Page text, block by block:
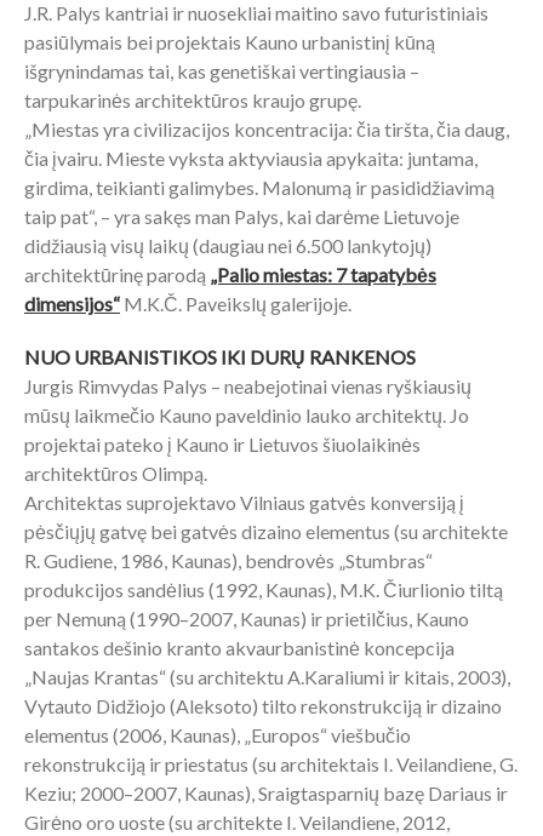
J.R. Palys kantriai ir nuosekliai maitino savo futuristiniais
pasiūlymais bei projektais Kauno urbanistinį kūną
išgrynindamas tai, kas genetiškai vertingiausia –
tarpukarinės architektūros kraujo grupę.
„Miestas yra civilizacijos koncentracija: čia tiršta, čia daug,
čia įvairu. Mieste vyksta aktyviausia apykaita: juntama,
girdima, teikianti galimybes. Malonumą ir pasididžiavimą
taip pat“, – yra sakęs man Palys, kai darėme Lietuvoje
didžiausią visų laikų (daugiau nei 6.500 lankytojų)
architektūrinę parodą „Palio miestas: 7 tapatybės
dimensijos“ M.K.Č. Paveikslų galerijoje.
NUO URBANISTIKOS IKI DURŲ RANKENOS
Jurgis Rimvydas Palys – neabejotinai vienas ryškiausių
mūsų laikmečio Kauno paveldinio lauko architektų. Jo
projektai pateko į Kauno ir Lietuvos šiuolaikinės
architektūros Olimpą.
Architektas suprojektavo Vilniaus gatvės konversiją į
pėsčiųjų gatvę bei gatvės dizaino elementus (su architekte
R. Gudiene, 1986, Kaunas), bendrovės „Stumbras“
produkcijos sandėlius (1992, Kaunas), M.K. Čiurlionio tiltą
per Nemuną (1990–2007, Kaunas) ir prietilčius, Kauno
santakos dešinio kranto akvaurbanistinė koncepcija
„Naujas Krantas“ (su architektu A.Karaliumi ir kitais, 2003),
Vytauto Didžiojo (Aleksoto) tilto rekonstrukciją ir dizaino
elementus (2006, Kaunas), „Europos“ viešbučio
rekonstrukciją ir priestatus (su architektais I. Veilandiene, G.
Keziu; 2000–2007, Kaunas), Sraigtasparnių bazę Dariaus ir
Girėno oro uoste (su architekte I. Veilandiene, 2012,